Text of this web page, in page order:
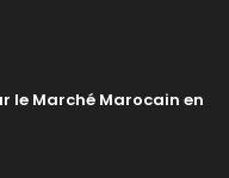
le Marché Marocain en